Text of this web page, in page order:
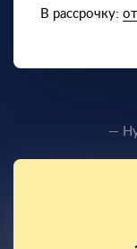
В рассрочку:
—